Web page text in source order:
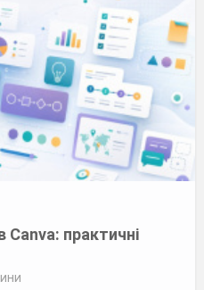
Canva: практичні